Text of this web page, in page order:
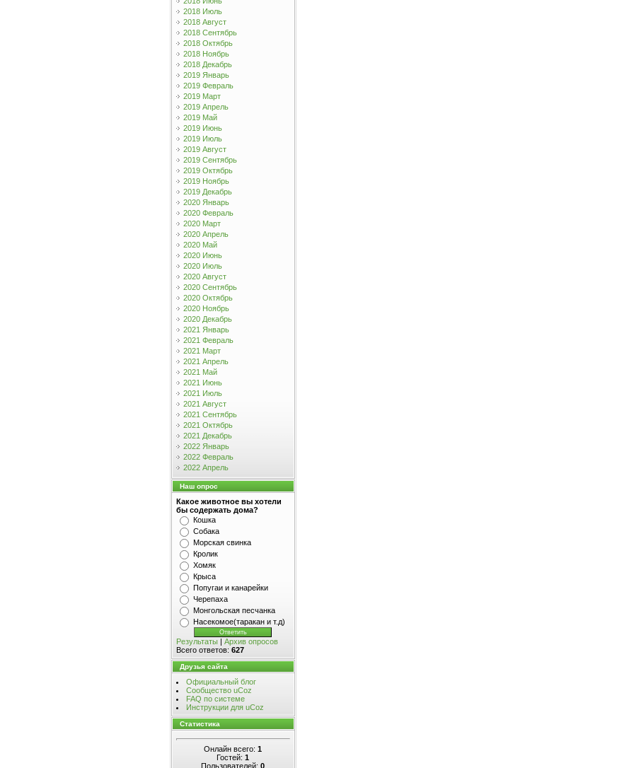
2018 Июль
2018 Август
2018 Сентябрь
2018 Октябрь
2018 Ноябрь
2018 Декабрь
2019 Январь
2019 Февраль
2019 Март
2019 Апрель
2019 Май
2019 Июнь
2019 Июль
2019 Август
2019 Сентябрь
2019 Октябрь
2019 Ноябрь
2019 Декабрь
2020 Январь
2020 Февраль
2020 Март
2020 Апрель
2020 Май
2020 Июнь
2020 Июль
2020 Август
2020 Сентябрь
2020 Октябрь
2020 Ноябрь
2020 Декабрь
2021 Январь
2021 Февраль
2021 Март
2021 Апрель
2021 Май
2021 Июнь
2021 Июль
2021 Август
2021 Сентябрь
2021 Октябрь
2021 Декабрь
2022 Январь
2022 Февраль
2022 Апрель
Наш опрос
Какое животное вы хотели
бы содержать дома?
Кошка
Собака
Морская свинка
Кролик
Хомяк
Крыса
Попугаи и канарейки
Черепаха
Монгольская песчанка
Насекомое(таракан и т.д)
Результаты| Архив опросов
Всего ответов: 627
Друзья сайта
Официальный блог
Сообщество uCoz
FAQ по системе
Инструкции для uCoz
Статистика
Онлайн всего: 1
Гостей: 1
Пользователей: 0